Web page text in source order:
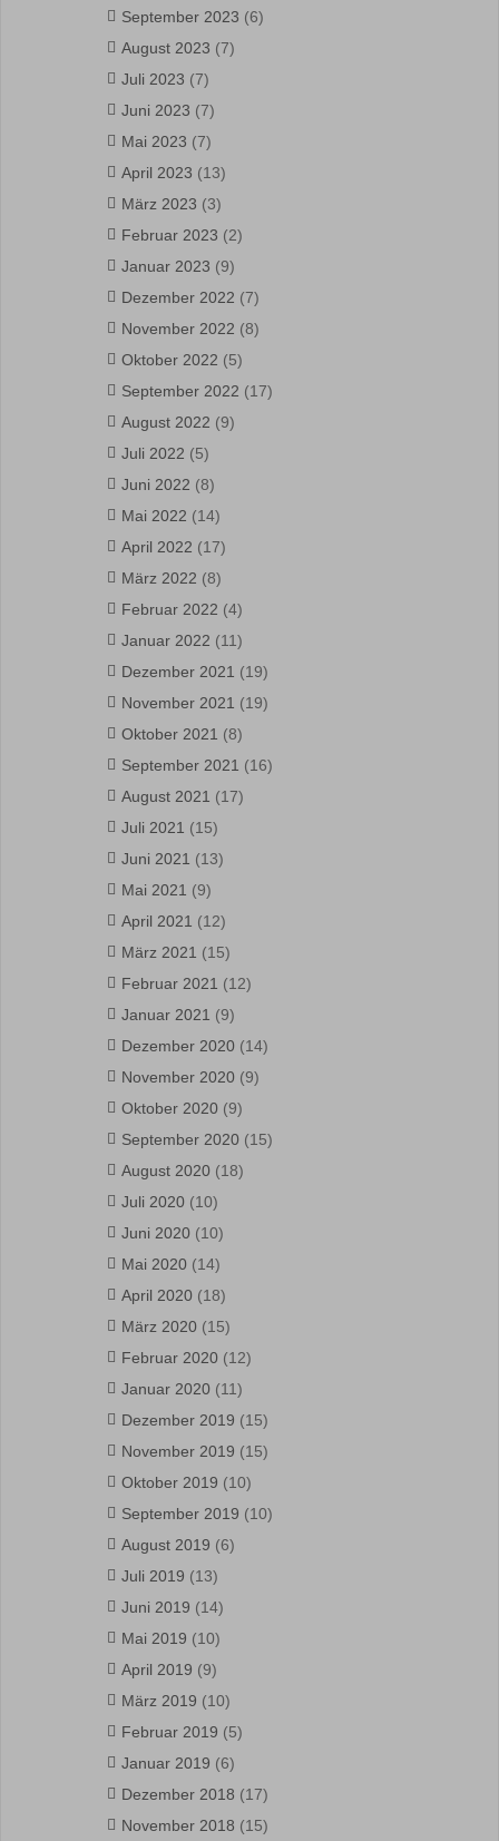
September 2023 (6)
August 2023 (7)
Juli 2023 (7)
Juni 2023 (7)
Mai 2023 (7)
April 2023 (13)
März 2023 (3)
Februar 2023 (2)
Januar 2023 (9)
Dezember 2022 (7)
November 2022 (8)
Oktober 2022 (5)
September 2022 (17)
August 2022 (9)
Juli 2022 (5)
Juni 2022 (8)
Mai 2022 (14)
April 2022 (17)
März 2022 (8)
Februar 2022 (4)
Januar 2022 (11)
Dezember 2021 (19)
November 2021 (19)
Oktober 2021 (8)
September 2021 (16)
August 2021 (17)
Juli 2021 (15)
Juni 2021 (13)
Mai 2021 (9)
April 2021 (12)
März 2021 (15)
Februar 2021 (12)
Januar 2021 (9)
Dezember 2020 (14)
November 2020 (9)
Oktober 2020 (9)
September 2020 (15)
August 2020 (18)
Juli 2020 (10)
Juni 2020 (10)
Mai 2020 (14)
April 2020 (18)
März 2020 (15)
Februar 2020 (12)
Januar 2020 (11)
Dezember 2019 (15)
November 2019 (15)
Oktober 2019 (10)
September 2019 (10)
August 2019 (6)
Juli 2019 (13)
Juni 2019 (14)
Mai 2019 (10)
April 2019 (9)
März 2019 (10)
Februar 2019 (5)
Januar 2019 (6)
Dezember 2018 (17)
November 2018 (15)